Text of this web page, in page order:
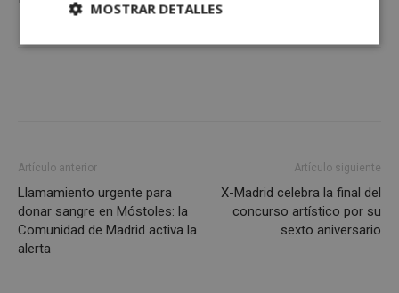
Artículo anterior
Llamamiento urgente para
donar sangre en Móstoles: la
Comunidad de Madrid activa la
alerta
Artículo siguiente
X-Madrid celebra la final del
concurso artístico por su
sexto aniversario
MOSTRAR DETALLES
Cookies
Cookies de
funcionalidad
Cookies no clasificadas